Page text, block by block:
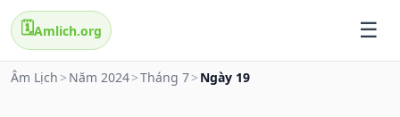
🗓️Amlich.org
Âm Lịch > Năm 2024>Tháng 7> Ngày 19